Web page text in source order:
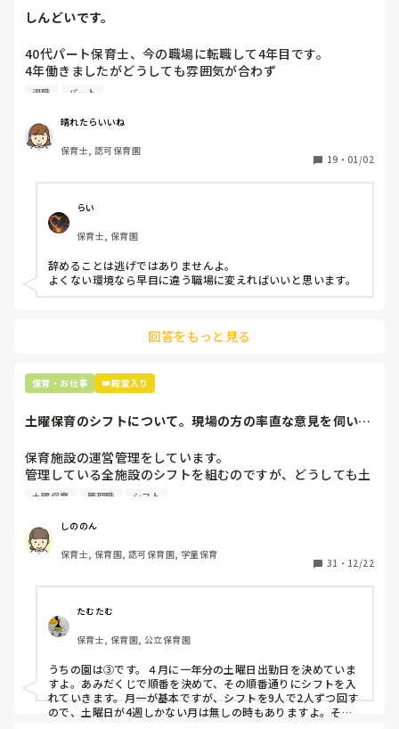
しんどいです。
40代パート保育士、今の職場に転職して4年目です。
4年働きましたがどうしても雰囲気が合わず
退職しようと思っています。
周りの職員は、勤続10年以上から何十年という先生がほとん
どです。
保護者子どもの愚痴悪口が多く、
今で言う不適切保育も
仕方ないよね
もう何も言わずに
子どもの言いなりになればいいんだね
などいう意見で…
上の先生に相談することは難しそうです。
最後の職場にしようと思っていましたが
辞めることは逃げ、と、過去辞めた人も何年も言われ続けて
います
退職 パート
晴れたらいいね
保育士, 認可保育園
19 ・ 01/02
らい
保育士, 保育園
辞めることは逃げではありませんよ。
よくない環境なら早目に違う職場に変えればいいと思います。
回答をもっと見る
保育・お仕事 👑殿堂入り
土曜保育のシフトについて。現場の方の率直な意見を伺いた
保育施設の運営管理をしています。
管理している全施設のシフトを組むのですが、どうしても土
曜保育だけは入れる方が少なく、いつも苦労しています。
て入職しているはずですが、いざ勤務が始まると一日も土曜
出勤が出来ない方ばかりです。
①土曜日の希望休は2日まで、と制限をかける
②毎月、必ず土曜保育に入ることのできる日を1日だけピッ
クアップしてもらう
③仮シフトが出た時、土曜出勤が難しければ自身で代わりの
人を交渉して見つけてもらう
上記のいずれかの対策を取り入れることを考えています。
土曜保育 管理職 シフト
しののん
保育士, 保育園, 認可保育園, 学童保育
31 ・ 12/22
たむたむ
保育士, 保育園, 公立保育園
うちの園は③です。４月に一年分の土曜日出勤日を決めていま
すよ。あみだくじで順番を決めて、その順番通りにシフトを入
れていきます。月一が基本ですが、シフトを9人で2人ずつ回す
ので、土曜日が4週しかない月は無しの時もありますよ。その